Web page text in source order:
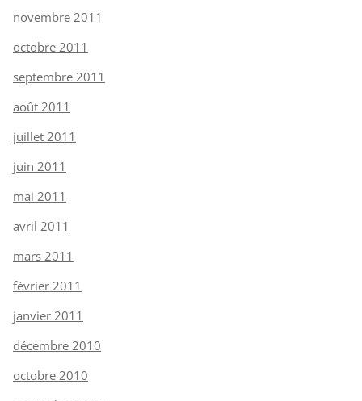
novembre 2011
octobre 2011
septembre 2011
août 2011
juillet 2011
juin 2011
mai 2011
avril 2011
mars 2011
février 2011
janvier 2011
décembre 2010
octobre 2010